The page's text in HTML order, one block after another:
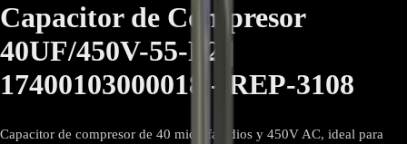
Capacitor de Compresor
40UF/450V-55-P2 |
17400103000018 - REP-3108
Capacitor de compresor de 40 microfaradios y 450V AC, ideal para